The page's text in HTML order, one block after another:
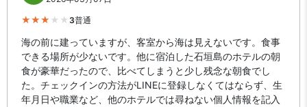
3普通
海の前に建っていますが、客室から海は見えないです。食事
できる場所が少ないです。他に宿泊した石垣島のホテルの朝
食が豪華だったので、比べてしまうと少し残念な朝食でし
た。チェックインの方法がLINEに登録しなくてはならず、生
年月日や職業など、他のホテルでは尋ねない個人情報を記入